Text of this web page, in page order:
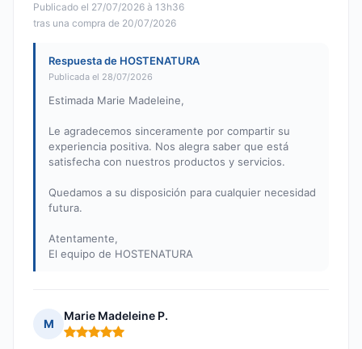
Publicado el 27/07/2026 à 13h36
tras una compra de 20/07/2026
Respuesta de HOSTENATURA
Publicada el 28/07/2026
Estimada Marie Madeleine,
Le agradecemos sinceramente por compartir su
experiencia positiva. Nos alegra saber que está
satisfecha con nuestros productos y servicios.
Quedamos a su disposición para cualquier necesidad
futura.
Atentamente,
El equipo de HOSTENATURA
M
Marie Madeleine P.
Nota: 5 de 5